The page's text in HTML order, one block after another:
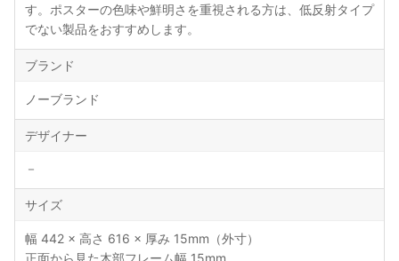
す。ポスターの色味や鮮明さを重視される方は、低反射タイプ
でない製品をおすすめします。
ブランド
ノーブランド
デザイナー
－
サイズ
幅 442 × 高さ 616 × 厚み 15mm（外寸）
正面から見た木部フレーム幅 15mm